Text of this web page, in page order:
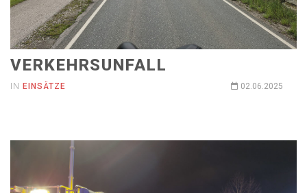
VERKEHRSUNFALL
IN EINSÄTZE 02.06.2025